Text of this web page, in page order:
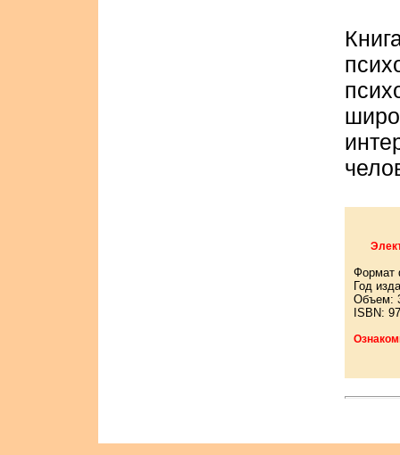
Формат
Год
Объем:
ISBN: